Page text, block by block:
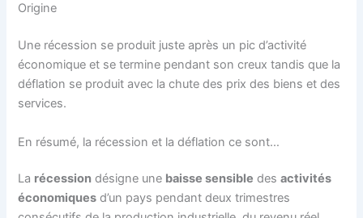
Origine
Une récession se produit juste après un pic d’activité
économique et se termine pendant son creux tandis que la
déflation se produit avec la chute des prix des biens et des
services.
En résumé, la récession et la déflation ce sont…
La récession désigne une baisse sensible desactivités
économiques d’un pays pendant deux trimestres